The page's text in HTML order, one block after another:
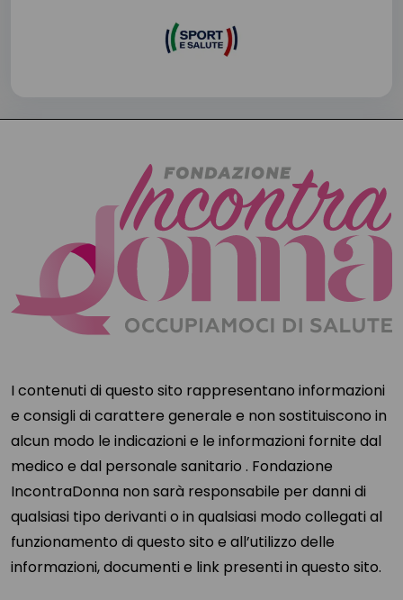
I contenuti di questo sito rappresentano informazioni
e consigli di carattere generale e non sostituiscono in
alcun modo le indicazioni e le informazioni fornite dal
medico e dal personale sanitario . Fondazione
IncontraDonna non sarà responsabile per danni di
qualsiasi tipo derivanti o in qualsiasi modo collegati al
funzionamento di questo sito e all’utilizzo delle
informazioni, documenti e link presenti in questo sito.